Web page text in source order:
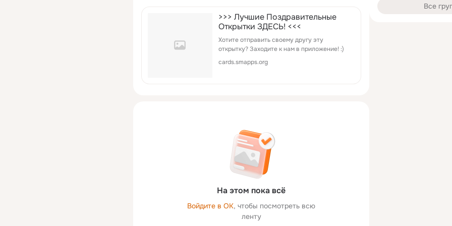
>>> Лучшие Поздравительные
Открытки ЗДЕСЬ! <<<
Хотите отправить своему другу эту
открытку? Заходите к нам в приложение! :)
cards.smapps.org
На этом пока всё
Войдите в ОК, чтобы посмотреть всю
ленту
Все